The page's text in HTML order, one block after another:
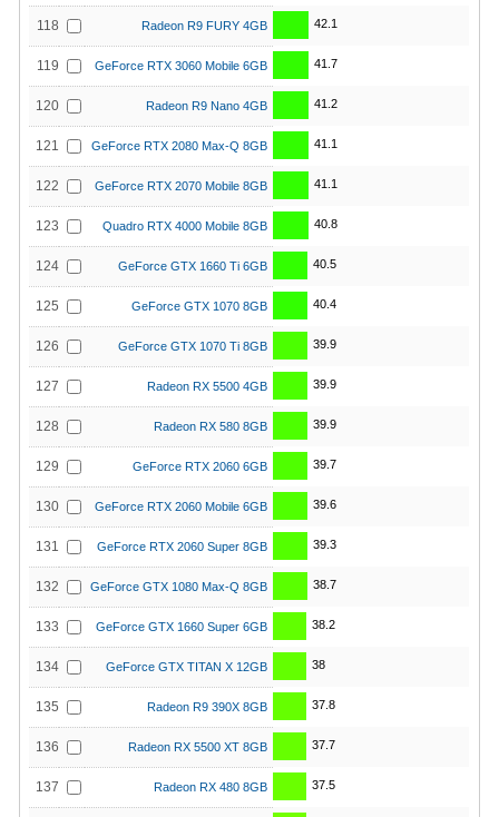
118 Radeon R9 FURY 4GB 42.1
119 GeForce RTX 3060 Mobile 6GB 41.7
120 Radeon R9 Nano 4GB 41.2
121 GeForce RTX 2080 Max-Q 8GB 41.1
122 GeForce RTX 2070 Mobile 8GB 41.1
123 Quadro RTX 4000 Mobile 8GB 40.8
124 GeForce GTX 1660 Ti 6GB 40.5
125 GeForce GTX 1070 8GB 40.4
126 GeForce GTX 1070 Ti 8GB 39.9
127 Radeon RX 5500 4GB 39.9
128 Radeon RX 580 8GB 39.9
129 GeForce RTX 2060 6GB 39.7
130 GeForce RTX 2060 Mobile 6GB 39.6
131 GeForce RTX 2060 Super 8GB 39.3
132 GeForce GTX 1080 Max-Q 8GB 38.7
133 GeForce GTX 1660 Super 6GB 38.2
134 GeForce GTX TITAN X 12GB 38
135 Radeon R9 390X 8GB 37.8
136 Radeon RX 5500 XT 8GB 37.7
137 Radeon RX 480 8GB 37.5